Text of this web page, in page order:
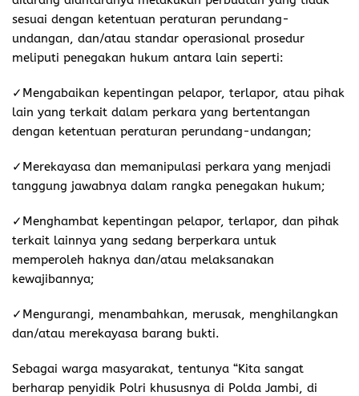
sesuai dengan ketentuan peraturan perundang-
undangan, dan/atau standar operasional prosedur
meliputi penegakan hukum antara lain seperti:
✓Mengabaikan kepentingan pelapor, terlapor, atau pihak
lain yang terkait dalam perkara yang bertentangan
dengan ketentuan peraturan perundang-undangan;
✓Merekayasa dan memanipulasi perkara yang menjadi
tanggung jawabnya dalam rangka penegakan hukum;
✓Menghambat kepentingan pelapor, terlapor, dan pihak
terkait lainnya yang sedang berperkara untuk
memperoleh haknya dan/atau melaksanakan
kewajibannya;
✓Mengurangi, menambahkan, merusak, menghilangkan
dan/atau merekayasa barang bukti.
Sebagai warga masyarakat, tentunya “Kita sangat
berharap penyidik Polri khususnya di Polda Jambi, di